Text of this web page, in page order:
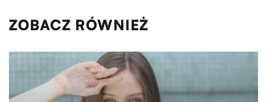
ZOBACZ RÓWNIEŻ